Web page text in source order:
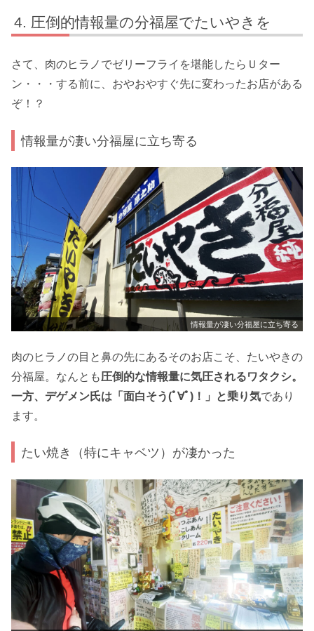
圧倒的情報量の分福屋でたいやきを
さて、肉のヒラノでゼリーフライを堪能したらＵター
ン・・・する前に、おやおやすぐ先に変わったお店がある
ぞ！？
情報量が凄い分福屋に立ち寄る
情報量が凄い分福屋に立ち寄る
肉のヒラノの目と鼻の先にあるそのお店こそ、たいやきの
分福屋。なんとも圧倒的な情報量に気圧されるワタクシ。
一方、デゲメン氏は「面白そう(ﾟ∀ﾟ)！」と乗り気であり
ます。
たい焼き（特にキャベツ）が凄かった